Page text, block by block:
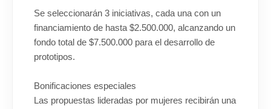
Se seleccionarán 3 iniciativas, cada una con un
financiamiento de hasta $2.500.000, alcanzando un
fondo total de $7.500.000 para el desarrollo de
prototipos.
Bonificaciones especiales
Las propuestas lideradas por mujeres recibirán una